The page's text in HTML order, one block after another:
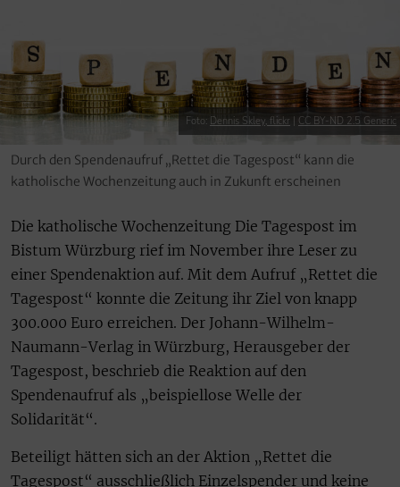
Foto: Dennis Skley, flickr CC BY-ND 2.5 Generic
Durch den Spendenaufruf „Rettet die Tagespost“ kann die
katholische Wochenzeitung auch in Zukunft erscheinen
Die katholische Wochenzeitung Die Tagespost im
Bistum Würzburg rief im November ihre Leser zu
einer Spendenaktion auf. Mit dem Aufruf „Rettet die
Tagespost“ konnte die Zeitung ihr Ziel von knapp
300.000 Euro erreichen. Der Johann-Wilhelm-
Naumann-Verlag in Würzburg, Herausgeber der
Tagespost, beschrieb die Reaktion auf den
Spendenaufruf als „beispiellose Welle der
Solidarität“.
Beteiligt hätten sich an der Aktion „Rettet die
Tagespost“ ausschließlich Einzelspender und keine